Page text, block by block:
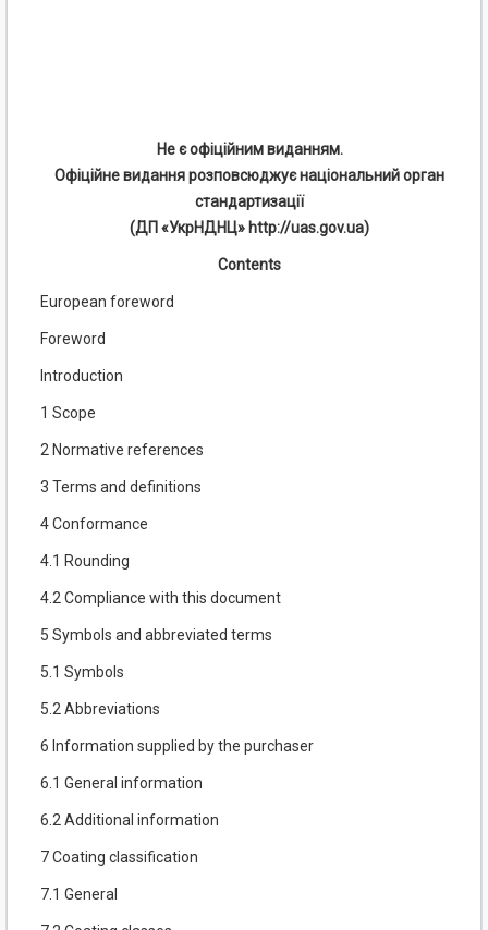
Не є офіційним виданням.
Офіційне видання розповсюджує національний орган
стандартизації
(ДП «УкрНДНЦ» http://uas.gov.ua)
Contents
European foreword
Foreword
Introduction
1 Scope
2 Normative references
3 Terms and definitions
4 Conformance
4.1 Rounding
4.2 Compliance with this document
5 Symbols and abbreviated terms
5.1 Symbols
5.2 Abbreviations
6 Information supplied by the purchaser
6.1 General information
6.2 Additional information
7 Coating classification
7.1 General